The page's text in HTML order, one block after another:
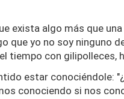
exista algo más que
yo no soy ninguno
tiempo con gilipolleces,
estar conociéndole:
conociendo si nos